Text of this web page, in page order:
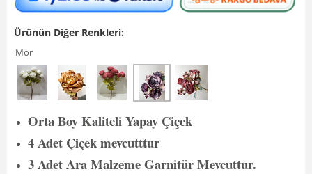
Ürünün Diğer Renkleri:
Mor
Orta Boy Kaliteli Yapay Çiçek
4 Adet Çiçek mevcutttur
3 Adet Ara Malzeme Garnitür Mevcuttur.